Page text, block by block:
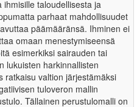
taloudellisesta ja
parhaat mahdollisuudet
päämääränsä. Ihminen ei
omaan menestymiseensä
esimerkiksi sairauden tai
lukuisten harkinnallisten
ratkaisu valtion järjestämäksi
tuloveron mallin
Tällainen perustulomalli on